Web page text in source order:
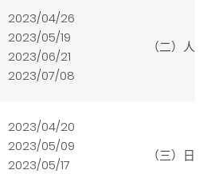
2023/04/26
2023/05/19
2023/06/21
2023/07/08
（二）人
2023/04/20
2023/05/09
2023/05/17
（三）日